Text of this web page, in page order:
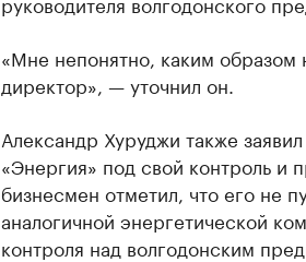
«Мне непонятно, каким
директор», — уточнил он.
Александр Хуруджи также
«Энергия» под свой контроль и
бизнесмен отметил, что его не
аналогичной энергетической
контроля над волгодонским